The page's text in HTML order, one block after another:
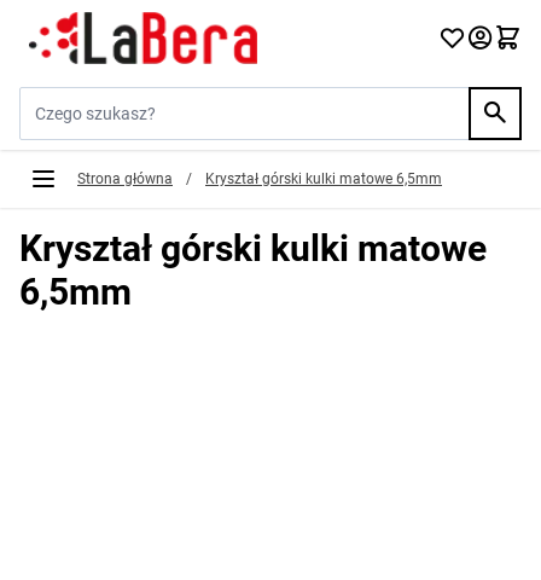
Przejdź do treści
Strona główna / Kryształ górski kulki matowe 6,5mm
Kryształ górski kulki matowe
6,5mm